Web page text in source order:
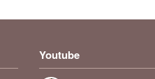
Youtube